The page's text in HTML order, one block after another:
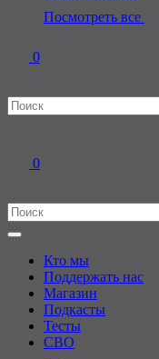
Посмотреть все
0
0
Кто мы
Поддержать нас
Магазин
Подкасты
Тесты
СВО